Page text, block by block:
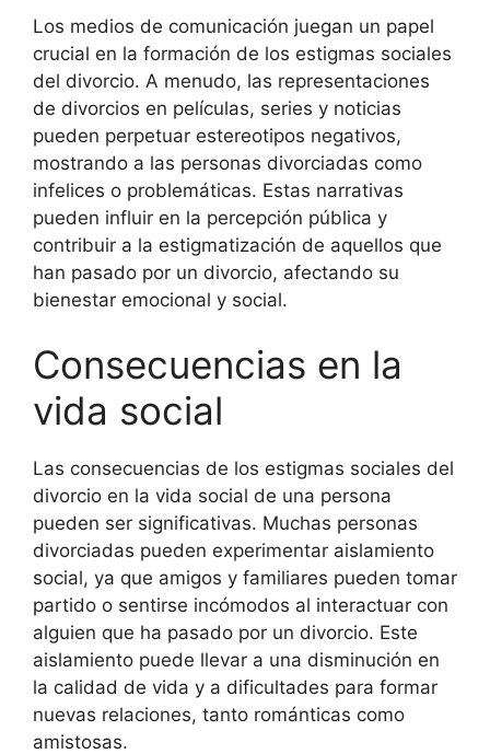
Los medios de comunicación juegan un papel
crucial en la formación de los estigmas sociales
del divorcio. A menudo, las representaciones
de divorcios en películas, series y noticias
pueden perpetuar estereotipos negativos,
mostrando a las personas divorciadas como
infelices o problemáticas. Estas narrativas
pueden influir en la percepción pública y
contribuir a la estigmatización de aquellos que
han pasado por un divorcio, afectando su
bienestar emocional y social.
Consecuencias en la
vida social
Las consecuencias de los estigmas sociales del
divorcio en la vida social de una persona
pueden ser significativas. Muchas personas
divorciadas pueden experimentar aislamiento
social, ya que amigos y familiares pueden tomar
partido o sentirse incómodos al interactuar con
alguien que ha pasado por un divorcio. Este
aislamiento puede llevar a una disminución en
la calidad de vida y a dificultades para formar
nuevas relaciones, tanto románticas como
amistosas.